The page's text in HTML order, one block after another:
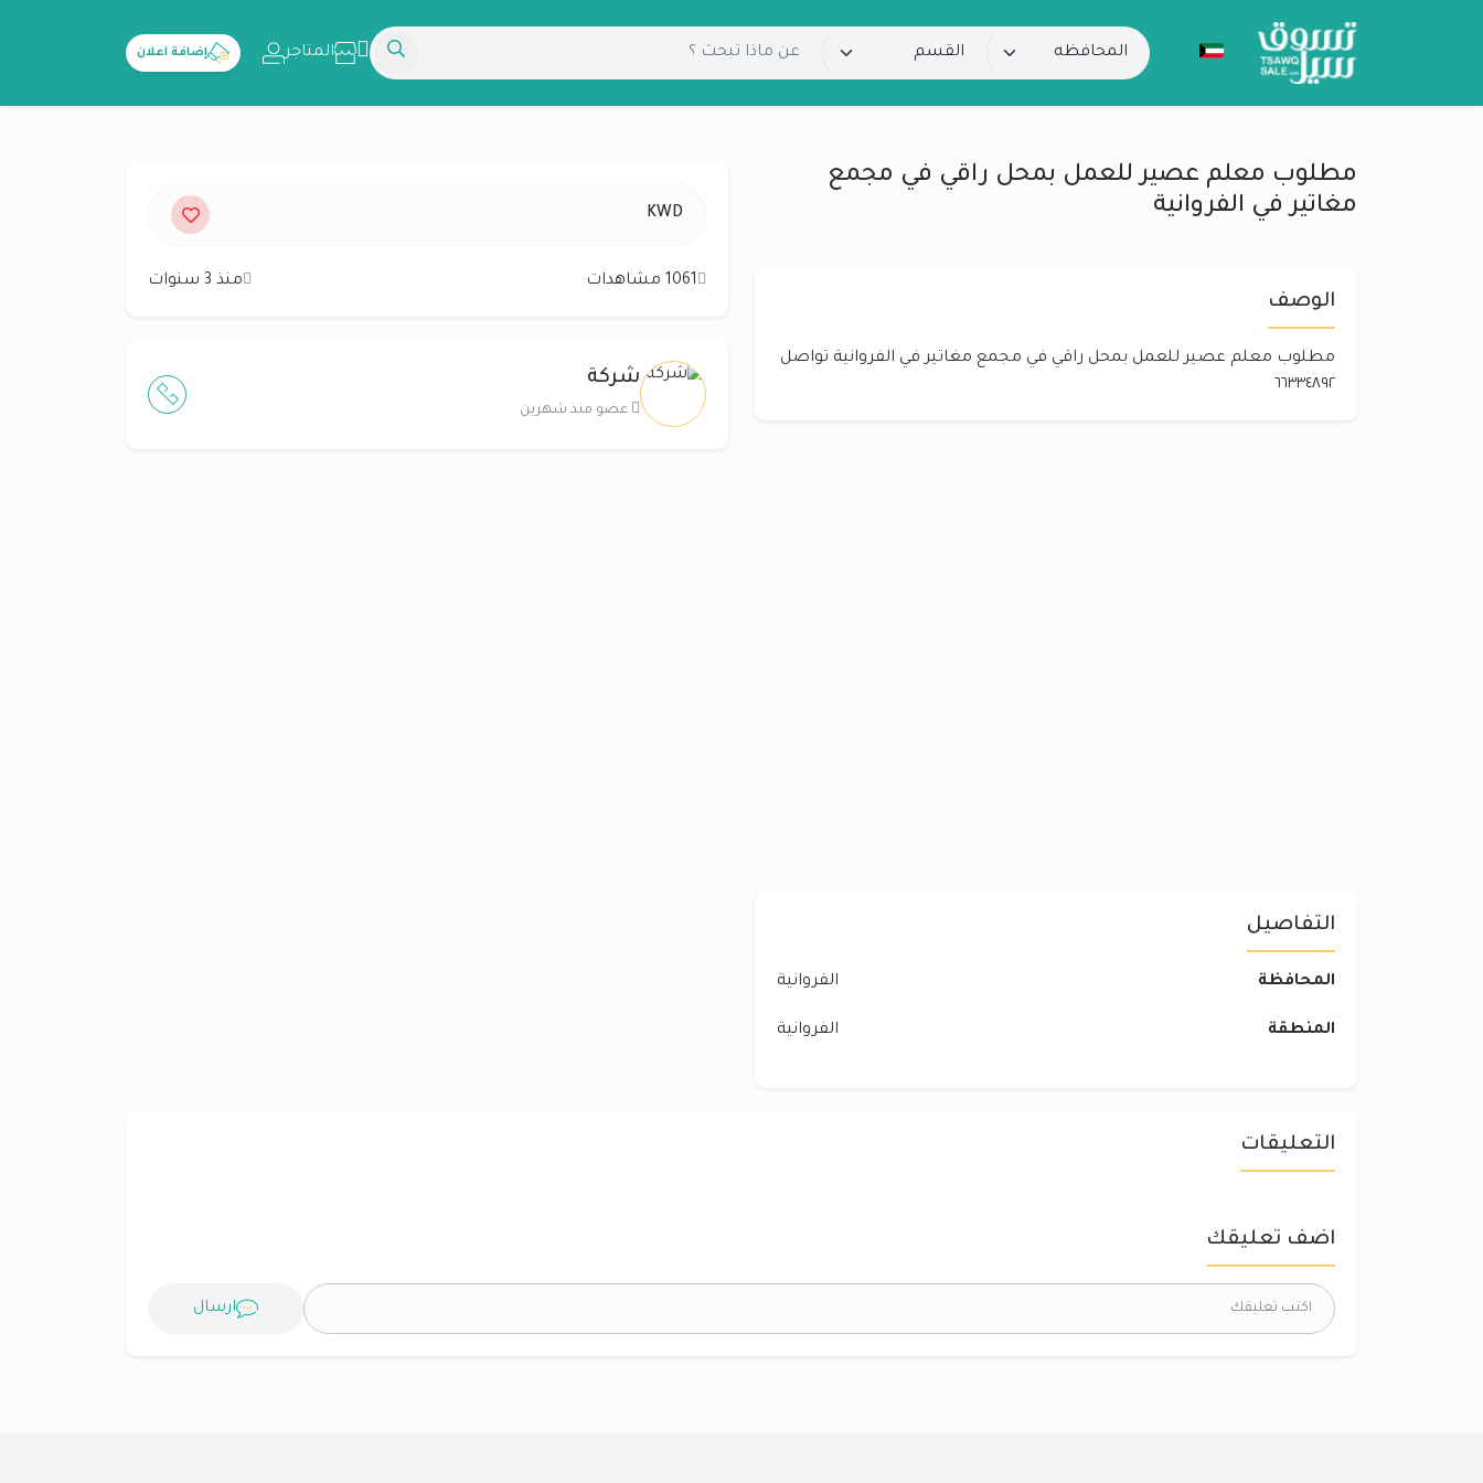
المتاجر إضافة اعلان
مطلوب معلم عصير للعمل بمحل راقي في مجمع
مغاتير في الفروانية
الوصف
مطلوب معلم عصير للعمل بمحل راقي في مجمع مغاتير في الفروانية تواصل
٦٦٣٣٤٨٩٢
KWD
1061 مشاهدات منذ 3 سنوات
شركة
عضو منذ شهرين
التفاصيل
المحافظة الفروانية
المنطقة الفروانية
التعليقات
اضف تعليقك
ارسال